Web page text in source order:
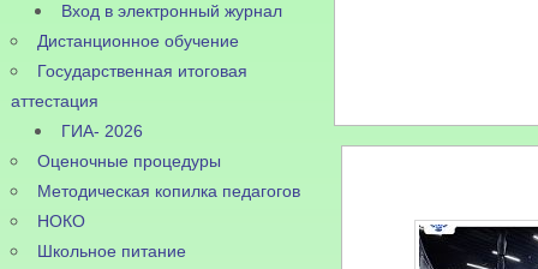
Вход в электронный журнал
Дистанционное обучение
Государственная итоговая
аттестация
ГИА- 2026
Оценочные процедуры
Методическая копилка педагогов
НОКО
Школьное питание